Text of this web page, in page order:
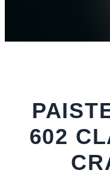
602